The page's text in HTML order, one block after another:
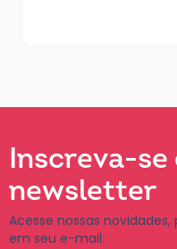
Inscreva-se
newsletter
Acesse nossas
em seu e-mail.